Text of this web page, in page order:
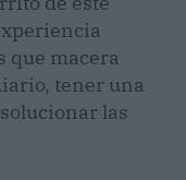
que macera
tener una
las